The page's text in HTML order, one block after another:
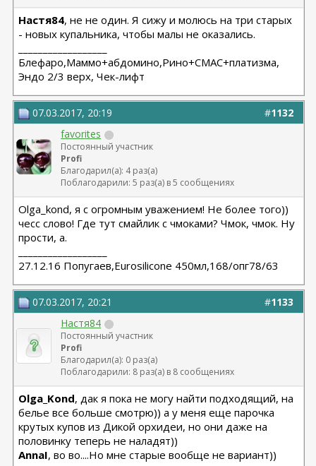
Настя84, не не один. Я сижу и молюсь на три старых
- новых купальника, чтобы малы не оказались.
Блефаро,Маммо+абдомино,Рино+СМАС+платизма,
Эндо 2/3 верх, Чек-лифт
#1132
07.03.2017, 20:19
favorites
Постоянный участник
Profi
Благодарил(а): 4 раз(а)
Поблагодарили: 5 раз(а) в 5 сообщениях
Olga_kond, я с огромным уважением! Не более того))
чесс слово! Где тут смайлик с чмоками? Чмок, чмок. Ну
прости, а.
27.12.16 Попугаев,Eurosilicone 450мл,168/опг78/63
#1133
07.03.2017, 20:21
Настя84
Постоянный участник
Profi
Благодарил(а): 0 раз(а)
Поблагодарили: 8 раз(а) в 8 сообщениях
Olga_Kond, дак я пока не могу найти подходящий, на
белье все больше смотрю)) а у меня еще парочка
крутых купов из Дикой орхидеи, но они даже на
половинку теперь не наладят))
AnnaI, во во....Но мне старые вообще не вариант))